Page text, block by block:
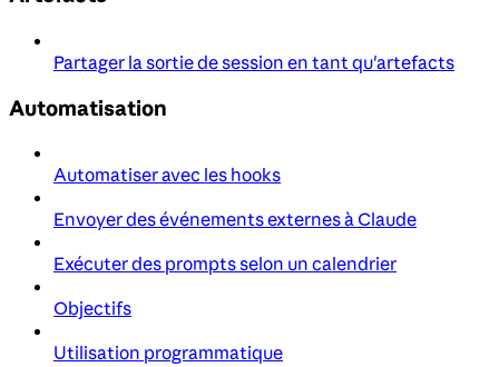
Partager la sortie de session en tant qu'artefacts
Automatisation
Automatiser avec les hooks
Envoyer des événements externes à Claude
Exécuter des prompts selon un calendrier
Objectifs
Utilisation programmatique